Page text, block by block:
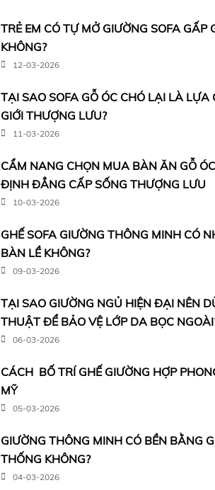
TRẺ EM CÓ TỰ MỞ GIƯỜNG SOFA GẤP
KHÔNG?
12-03-2026
TẠI SAO SOFA GỖ ÓC CHÓ LẠI LÀ LỰA
GIỚI THƯỢNG LƯU?
11-03-2026
CẨM NANG CHỌN MUA BÀN ĂN GỖ
ĐỊNH ĐẲNG CẤP SỐNG THƯỢNG LƯU
10-03-2026
GHẾ SOFA GIƯỜNG THÔNG MINH CÓ
BÀN LỀ KHÔNG?
09-03-2026
TẠI SAO GIƯỜNG NGỦ HIỆN ĐẠI NÊN
THUẬT ĐỂ BẢO VỆ LỚP DA BỌC
06-03-2026
CÁCH BỐ TRÍ GHẾ GIƯỜNG HỢP
MỸ
05-03-2026
GIƯỜNG THÔNG MINH CÓ BỀN BẰNG
THỐNG KHÔNG?
04-03-2026